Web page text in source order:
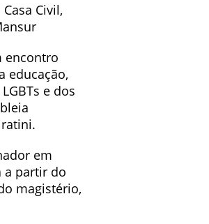
Civil,
encontro
educação,
e dos
em
a partir do
magistério,